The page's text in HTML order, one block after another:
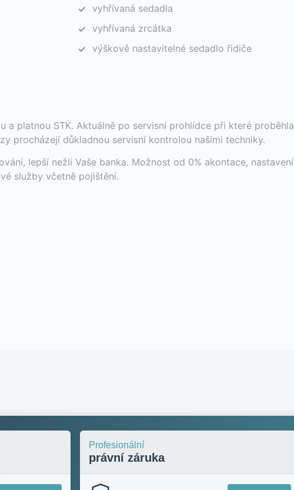
✓ vyhřívaná sedadla
✓ vyhřívaná zrcátka
✓ výškově nastavitelné sedadlo řidiče
a platnou STK. Aktuálně po servisní prohlídce při které proběhla
procházejí důkladnou servisní kontrolou našimi techniky.
lepší nežli Vaše banka. Možnost od 0% akontace, nastavení
služby včetně pojištění.
Profesionální
právní záruka